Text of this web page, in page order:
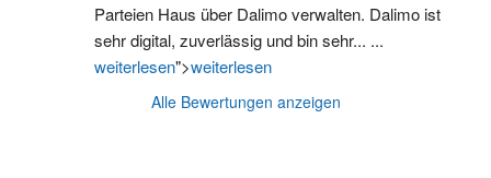
Parteien Haus über Dalimo verwalten. Dalimo ist
sehr digital, zuverlässig und bin sehr...
weiterlesen">weiterlesen
Alle Bewertungen anzeigen